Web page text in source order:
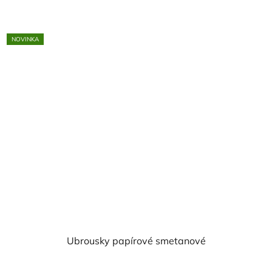
NOVINKA
Ubrousky papírové smetanové